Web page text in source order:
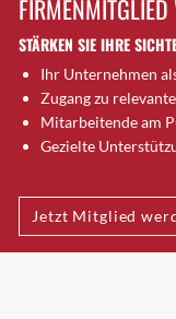
Brugg AG
Brütten
Bubendorf
Bubikon
Buchs (SG)
Bäretswil
Bülach
Cazis
FIRMENMITGLIED
STÄRKEN SIE IHRE
Ihr Unternehmen
Zugang zu
Mitarbeitende am
Gezielte
Jetzt Mitglied